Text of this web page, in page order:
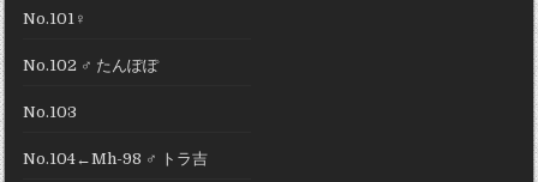
No.101♀
No.102 ♂ たんぽぽ
No.103
No.104←Mh-98 ♂ トラ吉